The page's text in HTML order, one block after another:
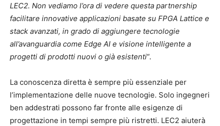
LEC2. Non vediamo l’ora di vedere questa partnership
facilitare innovative applicazioni basate su FPGA Lattice e
stack avanzati, in grado di aggiungere tecnologie
all’avanguardia come Edge AI e visione intelligente a
progetti di prodotti nuovi o già esistenti“.
La conoscenza diretta è sempre più essenziale per
l’implementazione delle nuove tecnologie. Solo ingegneri
ben addestrati possono far fronte alle esigenze di
progettazione in tempi sempre più ristretti. LEC2 aiuterà